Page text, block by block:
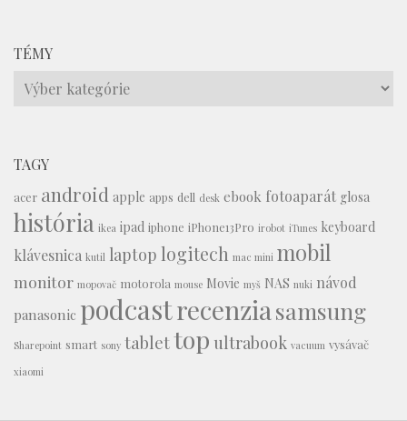
TÉMY
Témy
TAGY
acer android apple apps dell desk ebook fotoaparát glosa
história ikea ipad iphone iPhone13Pro irobot iTunes keyboard
klávesnica kutil laptop logitech mac mini mobil
monitor mopovač motorola mouse Movie myš NAS nuki návod
panasonic podcastrecenziasamsung
Sharepoint smart sony tablettop ultrabook vacuum vysávač
xiaomi